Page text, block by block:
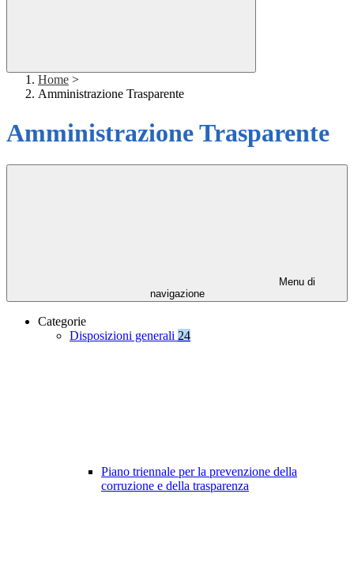
Home >
Amministrazione Trasparente
Amministrazione Trasparente
Menu di
navigazione
Categorie
Disposizioni generali 24
Piano triennale per la prevenzione della
corruzione e della trasparenza